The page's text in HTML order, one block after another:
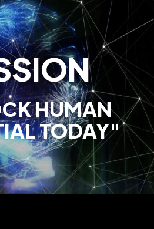
HUMAN
TODAY"